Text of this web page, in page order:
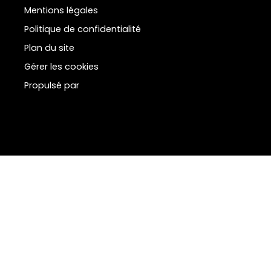
Mentions légales
Politique de confidentialité
Plan du site
Gérer les cookies
Propulsé par